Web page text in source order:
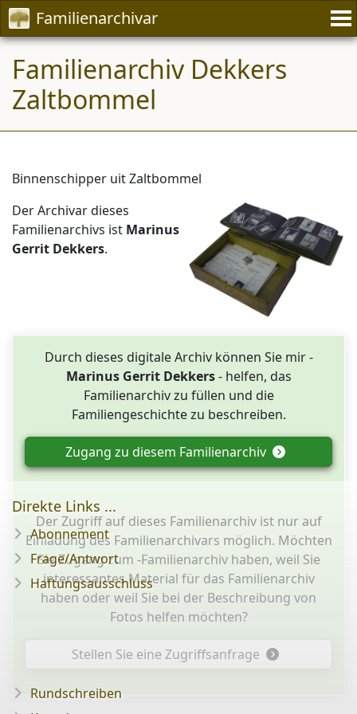
Familienarchivar
Familienarchiv Dekkers
Zaltbommel
Binnenschipper uit Zaltbommel
Der Archivar dieses
Familienarchivs ist Marinus
Gerrit Dekkers.
Durch dieses digitale Archiv können Sie mir -
Marinus Gerrit Dekkers- helfen, das
Familienarchiv zu füllen und die
Familiengeschichte zu beschreiben.
Zugang zu diesem Familienarchiv
Der Zugriff auf dieses Familienarchiv ist nur auf
Einladung des Familienarchivars möglich. Möchten
Sie Zugang zum -Familienarchiv haben, weil Sie
interessantes Material für das Familienarchiv
haben oder weil Sie bei der Beschreibung von
Fotos helfen möchten?
Stellen Sie eine Zugriffsanfrage
Direkte Links ...
Abonnement
Frage/Antwort
Haftungsausschluss
Rundschreiben